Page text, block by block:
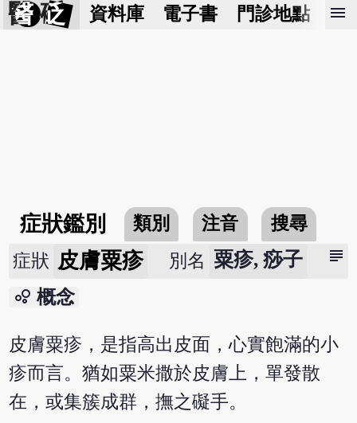
醫 砭 資料庫 電子書 門診地點 預
menu
症狀鑑別 類別 注音 搜尋
subject
症狀 皮膚粟疹 別名 粟疹, 痧子
bubble_chart 概念
皮膚粟疹，是指高出皮面，心實飽滿的小
疹而言。猶如粟米撒於皮膚上，單發散
在，或集簇成群，撫之礙手。